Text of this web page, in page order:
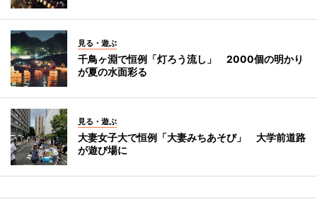
見る・遊ぶ
千鳥ヶ淵で恒例「灯ろう流し」 2000個の明かり
が夏の水面彩る
見る・遊ぶ
大妻女子大で恒例「大妻みちあそび」 大学前道路
が遊び場に